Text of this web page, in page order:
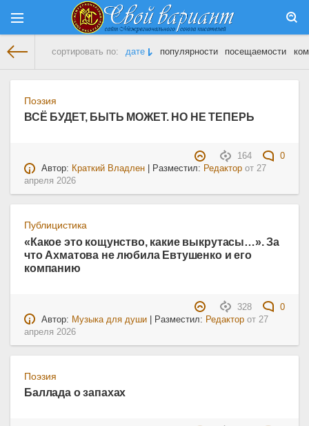
сортировать по: дате популярности посещаемости
Поэзия
ВСЁ БУДЕТ, БЫТЬ МОЖЕТ. НО НЕ ТЕПЕРЬ
164
0
Автор: Краткий Владлен | Разместил: Редактор от27
апреля 2026
Публицистика
«Какое это кощунство, какие выкрутасы…». За
что Ахматова не любила Евтушенко и его
компанию
328
0
Автор: Музыка для души | Разместил: Редактор от27
апреля 2026
Поэзия
Баллада о запахах